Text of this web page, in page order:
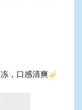
，口感清爽